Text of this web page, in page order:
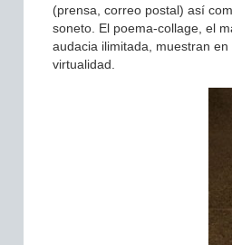
(prensa, correo postal) así
soneto. El poema-collage, el
audacia ilimitada, muestran
virtualidad.